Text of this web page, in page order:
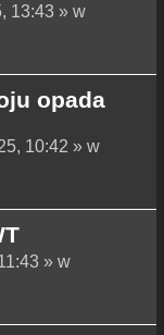
13:43 » w
opada
10:42 » w
» w